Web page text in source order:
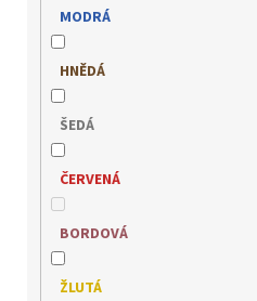
WILD
MODRÁ
HNĚDÁ
ŠEDÁ
ČERVENÁ
BORDOVÁ
ŽLUTÁ